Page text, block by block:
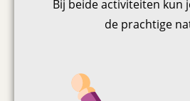
Bij beide activiteiten kun
de prachtige